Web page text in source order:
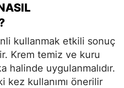
kullanmak etkili sonuç
Krem temiz ve kuru
halinde uygulanmalıdır.
kez kullanımı önerilir